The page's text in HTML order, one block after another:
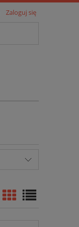
Zaloguj się